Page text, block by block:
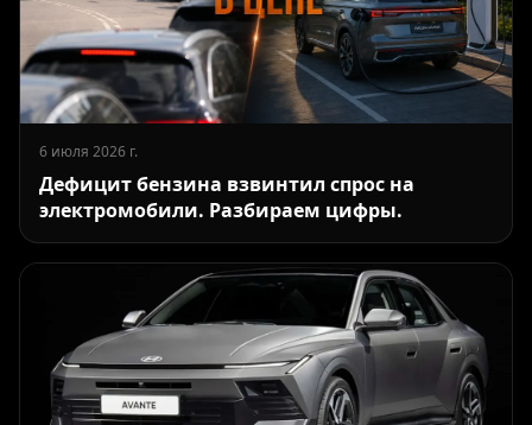
6 июля 2026 г.
Дефицит бензина взвинтил спрос на
электромобили. Разбираем цифры.